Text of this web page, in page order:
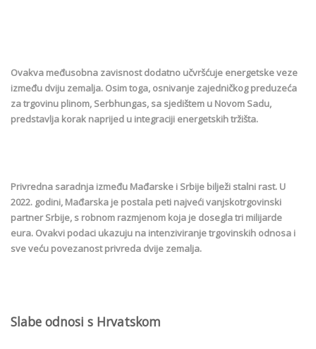
Ovakva međusobna zavisnost dodatno učvršćuje energetske veze
između dviju zemalja. Osim toga, osnivanje zajedničkog preduzeća
za trgovinu plinom, Serbhungas, sa sjedištem u Novom Sadu,
predstavlja korak naprijed u integraciji energetskih tržišta.
Privredna saradnja između Mađarske i Srbije bilježi stalni rast. U
2022. godini, Mađarska je postala peti najveći vanjskotrgovinski
partner Srbije, s robnom razmjenom koja je dosegla tri milijarde
eura. Ovakvi podaci ukazuju na intenziviranje trgovinskih odnosa i
sve veću povezanost privreda dvije zemalja.
Slabe odnosi s Hrvatskom